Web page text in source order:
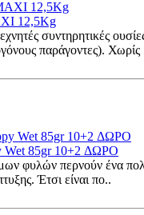
12,5Kg
συντηρητικές
παράγοντες). Χωρίς
Wet 85gr 10+2 ΔΩΡΟ
φυλών περνούν ένα
Έτσι είναι πο..